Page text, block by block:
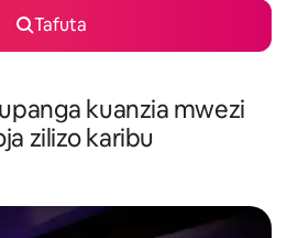
Tafuta
kuanzia mwezi
zilizo karibu